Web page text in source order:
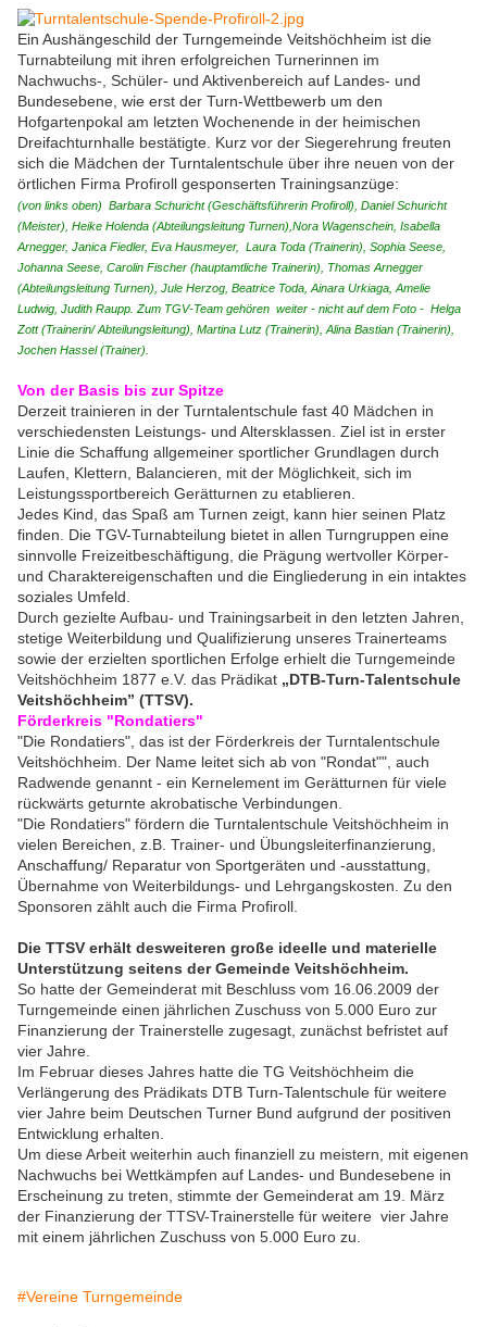
Ein Aushängeschild der Turngemeinde Veitshöchheim ist die
Turnabteilung mit ihren erfolgreichen Turnerinnen im
Nachwuchs-, Schüler- und Aktivenbereich auf Landes- und
Bundesebene, wie erst der Turn-Wettbewerb um den
Hofgartenpokal am letzten Wochenende in der heimischen
Dreifachturnhalle bestätigte. Kurz vor der Siegerehrung freuten
sich die Mädchen der Turntalentschule über ihre neuen von der
örtlichen Firma Profiroll gesponserten Trainingsanzüge:
(von links oben) Barbara Schuricht (Geschäftsführerin Profiroll), Daniel Schuricht
(Meister), Heike Holenda (Abteilungsleitung Turnen),Nora Wagenschein, Isabella
Arnegger, Janica Fiedler, Eva Hausmeyer, Laura Toda (Trainerin), Sophia Seese,
Johanna Seese, Carolin Fischer (hauptamtliche Trainerin), Thomas Arnegger
(Abteilungsleitung Turnen), Jule Herzog, Beatrice Toda, Ainara Urkiaga, Amelie
Ludwig, Judith Raupp. Zum TGV-Team gehören weiter - nicht auf dem Foto - Helga
Zott (Trainerin/ Abteilungsleitung), Martina Lutz (Trainerin), Alina Bastian (Trainerin),
Jochen Hassel (Trainer).
Von der Basis bis zur Spitze
Derzeit trainieren in der Turntalentschule fast 40 Mädchen in
verschiedensten Leistungs- und Altersklassen. Ziel ist in erster
Linie die Schaffung allgemeiner sportlicher Grundlagen durch
Laufen, Klettern, Balancieren, mit der Möglichkeit, sich im
Leistungssportbereich Gerätturnen zu etablieren.
Jedes Kind, das Spaß am Turnen zeigt, kann hier seinen Platz
finden. Die TGV-Turnabteilung bietet in allen Turngruppen eine
sinnvolle Freizeitbeschäftigung, die Prägung wertvoller Körper-
und Charaktereigenschaften und die Eingliederung in ein intaktes
soziales Umfeld.
Durch gezielte Aufbau- und Trainingsarbeit in den letzten Jahren,
stetige Weiterbildung und Qualifizierung unseres Trainerteams
sowie der erzielten sportlichen Erfolge erhielt die Turngemeinde
Veitshöchheim 1877 e.V. das Prädikat „DTB-Turn-Talentschule
Veitshöchheim” (TTSV).
Förderkreis "Rondatiers"
"Die Rondatiers", das ist der Förderkreis der Turntalentschule
Veitshöchheim. Der Name leitet sich ab von "Rondat"", auch
Radwende genannt - ein Kernelement im Gerätturnen für viele
rückwärts geturnte akrobatische Verbindungen.
"Die Rondatiers" fördern die Turntalentschule Veitshöchheim in
vielen Bereichen, z.B. Trainer- und Übungsleiterfinanzierung,
Anschaffung/ Reparatur von Sportgeräten und -ausstattung,
Übernahme von Weiterbildungs- und Lehrgangskosten. Zu den
Sponsoren zählt auch die Firma Profiroll.
Die TTSV erhält desweiteren große ideelle und materielle
Unterstützung seitens der Gemeinde Veitshöchheim.
So hatte der Gemeinderat mit Beschluss vom 16.06.2009 der
Turngemeinde einen jährlichen Zuschuss von 5.000 Euro zur
Finanzierung der Trainerstelle zugesagt, zunächst befristet auf
vier Jahre.
Im Februar dieses Jahres hatte die TG Veitshöchheim die
Verlängerung des Prädikats DTB Turn-Talentschule für weitere
vier Jahre beim Deutschen Turner Bund aufgrund der positiven
Entwicklung erhalten.
Um diese Arbeit weiterhin auch finanziell zu meistern, mit eigenen
Nachwuchs bei Wettkämpfen auf Landes- und Bundesebene in
Erscheinung zu treten, stimmte der Gemeinderat am 19. März
der Finanzierung der TTSV-Trainerstelle für weitere vier Jahre
mit einem jährlichen Zuschuss von 5.000 Euro zu.
#Vereine Turngemeinde